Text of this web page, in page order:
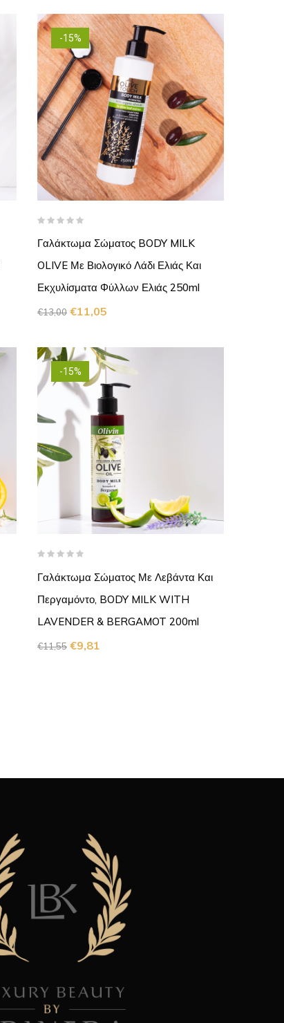
-15%
Γαλάκτωμα Σώματος BODY MILK
OLIVE Με Βιολογικό Λάδι Ελιάς Και
Εκχυλίσματα Φύλλων Ελιάς 250ml
€13,00 €11,05
-15%
Γαλάκτωμα Σώματος Με Λεβάντα Και
Περγαμόντο, BODY MILK WITH
LAVENDER & BERGAMOT 200ml
€11,55 €9,81